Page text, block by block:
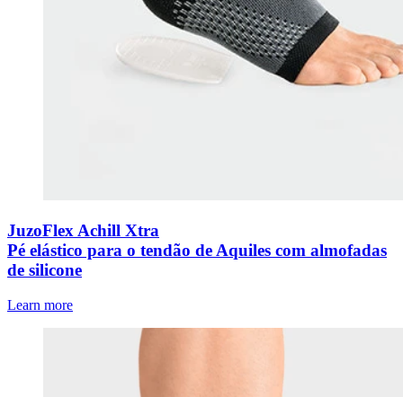
JuzoFlex Achill Xtra
Pé elástico para o tendão de Aquiles com almofadas
de silicone
Learn more